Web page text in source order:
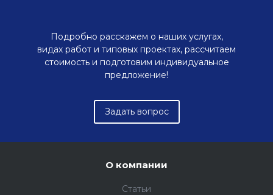
Подробно расскажем о наших услугах,
видах работ и типовых проектах, рассчитаем
стоимость и подготовим индивидуальное
предложение!
Задать вопрос
О компании
Статьи